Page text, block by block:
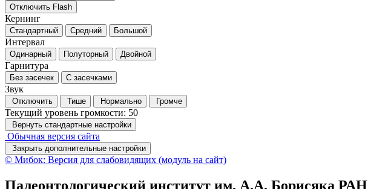
Отключить Flash
Кернинг
Стандартный Средний Большой
Интервал
Одинарный Полуторный Двойной
Гарнитура
Без засечек С засечками
Звук
Отключить Тише Нормально Громче
Текущий уровень громкости: 50
Вернуть стандартные настройки
Обычная версия сайта
Закрыть дополнительные настройки
© Мибок: Версия для слабовидящих (модуль на сайт)
Палеонтологический институт им. А.А. Борисяка РАН